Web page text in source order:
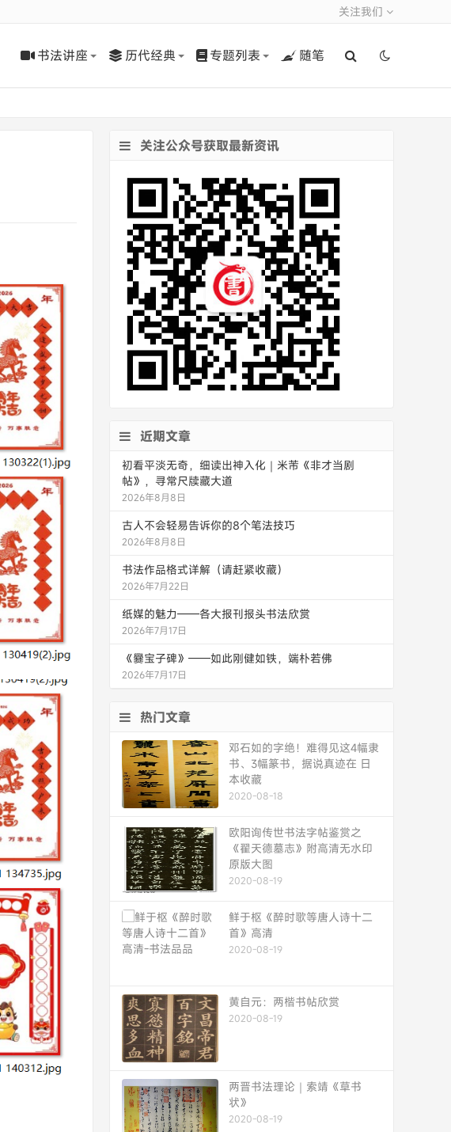
关注我们
书法讲座 历代经典 专题列表 随笔
关注公众号获取最新资讯
近期文章
初看平淡无奇，细读出神入化｜米芾《非才当剧
帖》，寻常尺牍藏大道
2026年8月8日
古人不会轻易告诉你的8个笔法技巧
2026年8月8日
书法作品格式详解（请赶紧收藏）
2026年7月22日
纸媒的魅力——各大报刊报头书法欣赏
2026年7月17日
《爨宝子碑》——如此刚健如铁，端朴若佛
2026年7月17日
热门文章
邓石如的字绝！难得见这4幅隶
书、3幅篆书，据说真迹在 日
本收藏
2020-08-18
欧阳询传世书法字帖鉴赏之
《翟天德墓志》附高清无水印
原版大图
2020-08-19
鲜于枢《醉时歌等唐人诗十二
首》高清
2020-08-19
黄自元：两楷书帖欣赏
2020-08-19
两晋书法理论｜索靖《草书
状》
2020-08-19